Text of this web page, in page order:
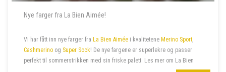
Nye farger fra La Bien Aimée!
Vi har fått inn nye farger fra La Bien Aimée i kvalitetene Merino Sport,
Cashmerino og Super Sock! De nye fargene er superlekre og passer
perfekt til sommerstrikken med sin friske palett. Les mer om La Bien